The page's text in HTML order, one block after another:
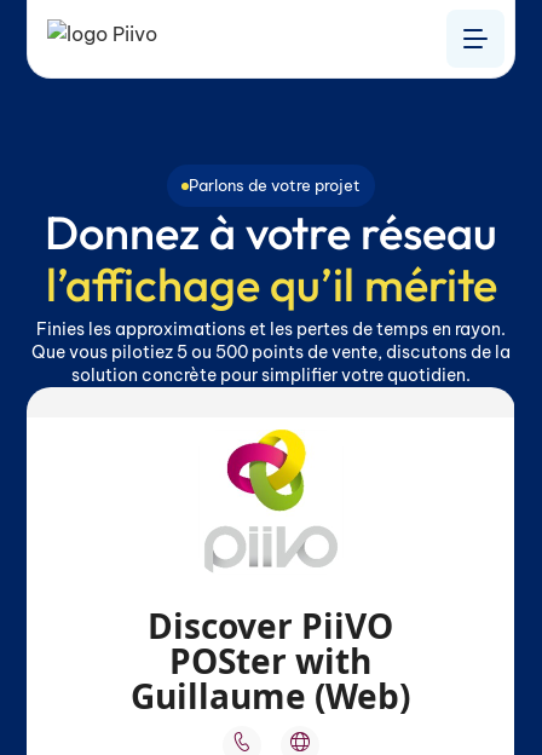
Parlons de votre projet
Donnez à votre réseau
l’affichage qu’il mérite
Finies les approximations et les pertes de temps en rayon.
Que vous pilotiez 5 ou 500 points de vente, discutons de la
solution concrète pour simplifier votre quotidien.